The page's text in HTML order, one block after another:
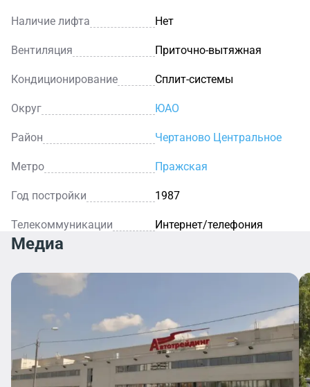
Наличие лифта Нет
Вентиляция Приточно-вытяжная
Кондиционирование Сплит-системы
Округ ЮАО
Район Чертаново Центральное
Метро Пражская
Год постройки 1987
Телекоммуникации Интернет/телефония
Медиа